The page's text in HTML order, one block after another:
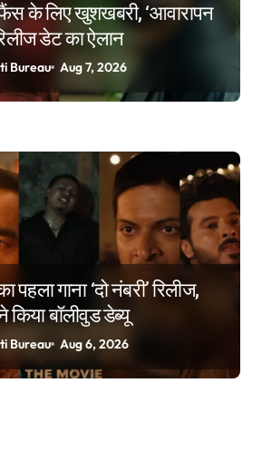
के लिए खुशखबरी, ‘आवारापन
डेट का ऐलान
Bureau Aug 7, 2026
पहला गाना ‘दो नंबरी’ रिलीज,
किया बॉलीवुड डेब्यू
Bureau Aug 6, 2026